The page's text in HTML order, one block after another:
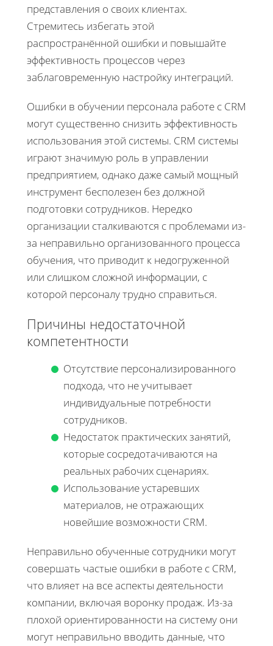
представления о своих клиентах.
Стремитесь избегать этой
распространённой ошибки и повышайте
эффективность процессов через
заблаговременную настройку интеграций.
Ошибки в обучении персонала работе с CRM
могут существенно снизить эффективность
использования этой системы. CRM системы
играют значимую роль в управлении
предприятием, однако даже самый мощный
инструмент бесполезен без должной
подготовки сотрудников. Нередко
организации сталкиваются с проблемами из-
за неправильно организованного процесса
обучения, что приводит к недогруженной
или слишком сложной информации, с
которой персоналу трудно справиться.
Причины недостаточной
компетентности
Отсутствие персонализированного
подхода, что не учитывает
индивидуальные потребности
сотрудников.
Недостаток практических занятий,
которые сосредотачиваются на
реальных рабочих сценариях.
Использование устаревших
материалов, не отражающих
новейшие возможности CRM.
Неправильно обученные сотрудники могут
совершать частые ошибки в работе с CRM,
что влияет на все аспекты деятельности
компании, включая воронку продаж. Из-за
плохой ориентированности на систему они
могут неправильно вводить данные, что